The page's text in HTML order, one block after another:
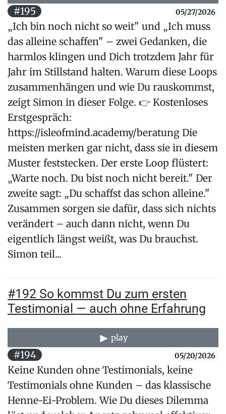
#195 05/27/2026
„Ich bin noch nicht so weit" und „Ich muss
das alleine schaffen" – zwei Gedanken, die
harmlos klingen und Dich trotzdem Jahr für
Jahr im Stillstand halten. Warum diese Loops
zusammenhängen und wie Du rauskommst,
zeigt Simon in dieser Folge. 👉 Kostenloses
Erstgespräch:
https://isleofmind.academy/beratung Die
meisten merken gar nicht, dass sie in diesem
Muster feststecken. Der erste Loop flüstert:
„Warte noch. Du bist noch nicht bereit." Der
zweite sagt: „Du schaffst das schon alleine."
Zusammen sorgen sie dafür, dass sich nichts
verändert – auch dann nicht, wenn Du
eigentlich längst weißt, was Du brauchst.
Simon teil...
#192 So kommst Du zum ersten
Testimonial — auch ohne Erfahrung
play
#194 05/20/2026
Keine Kunden ohne Testimonials, keine
Testimonials ohne Kunden – das klassische
Henne-Ei-Problem. Wie Du dieses Dilemma